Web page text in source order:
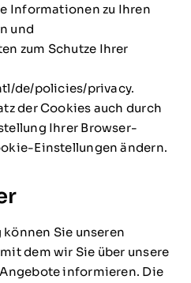
Informationen zu Ihren
und
zum Schutze Ihrer
de/policies/privacy.
der Cookies auch durch
Ihrer Browser-
Einstellungen ändern.
Sie unseren
dem wir Sie über unsere
informieren. Die